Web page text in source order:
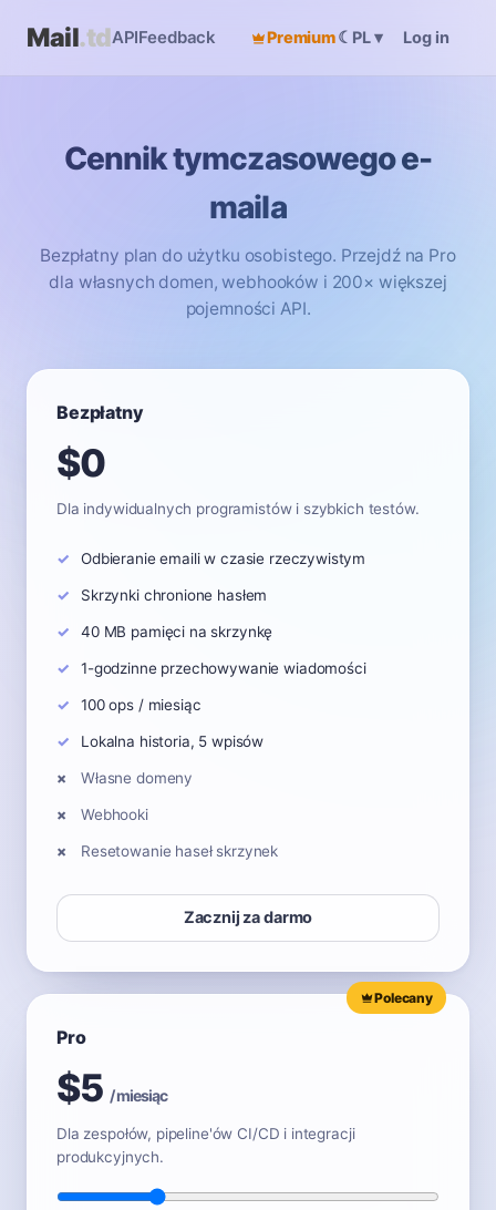
Mail.tdAPIFeedback Premium☾ PL▾ Log in
Cennik tymczasowego e-
maila
Bezpłatny plan do użytku osobistego. Przejdź na Pro
dla własnych domen, webhooków i 200× większej
pojemności API.
Bezpłatny
$0
Dla indywidualnych programistów i szybkich testów.
Odbieranie emaili w czasie rzeczywistym
Skrzynki chronione hasłem
40 MB pamięci na skrzynkę
1-godzinne przechowywanie wiadomości
100 ops / miesiąc
Lokalna historia, 5 wpisów
Własne domeny
Webhooki
Resetowanie haseł skrzynek
Zacznij za darmo
Polecany
Pro
$5 / miesiąc
Dla zespołów, pipeline'ów CI/CD i integracji
produkcyjnych.